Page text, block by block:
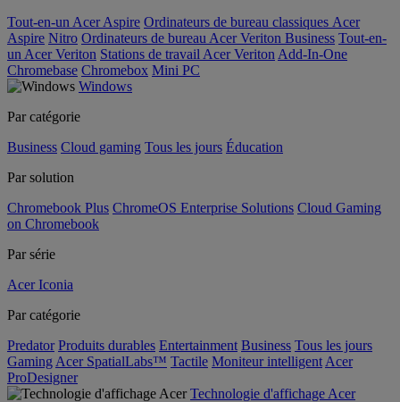
Tout-en-un Acer Aspire Ordinateurs de bureau classiques Acer
Aspire Nitro Ordinateurs de bureau Acer Veriton Business Tout-en-
un Acer Veriton Stations de travail Acer Veriton Add-In-One
Chromebase Chromebox Mini PC
Windows
Par catégorie
Business Cloud gaming Tous les jours Éducation
Par solution
Chromebook Plus ChromeOS Enterprise Solutions Cloud Gaming
on Chromebook
Par série
Acer Iconia
Par catégorie
Predator Produits durables Entertainment Business Tous les jours
Gaming Acer SpatialLabs™ Tactile Moniteur intelligent Acer
ProDesigner
Technologie d'affichage Acer